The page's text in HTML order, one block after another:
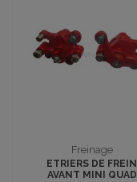
Freinage
ETRIERS DE FREIN
AVANT MINI QUAD